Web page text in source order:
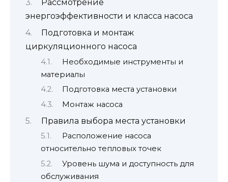
Рассмотрение
энергоэффективности и класса насоса
Подготовка и монтаж
циркуляционного насоса
Необходимые инструменты и
материалы
Подготовка места установки
Монтаж насоса
Правила выбора места установки
Расположение насоса
относительно тепловых точек
Уровень шума и доступность для
обслуживания